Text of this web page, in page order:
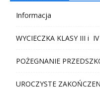
Informacja
WYCIECZKA KLASY III i
POŻEGNANIE
UROCZYSTE